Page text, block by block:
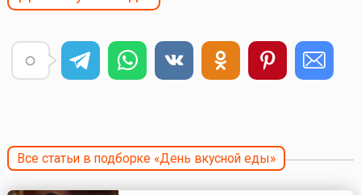
Все статьи в подборке «День вкусной еды»